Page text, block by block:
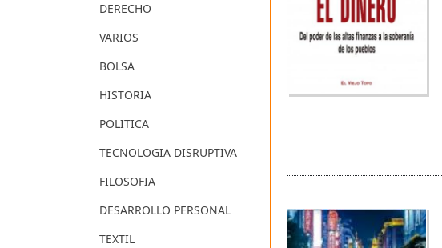
DERECHO
VARIOS
BOLSA
HISTORIA
POLITICA
TECNOLOGIA DISRUPTIVA
FILOSOFIA
DESARROLLO PERSONAL
TEXTIL